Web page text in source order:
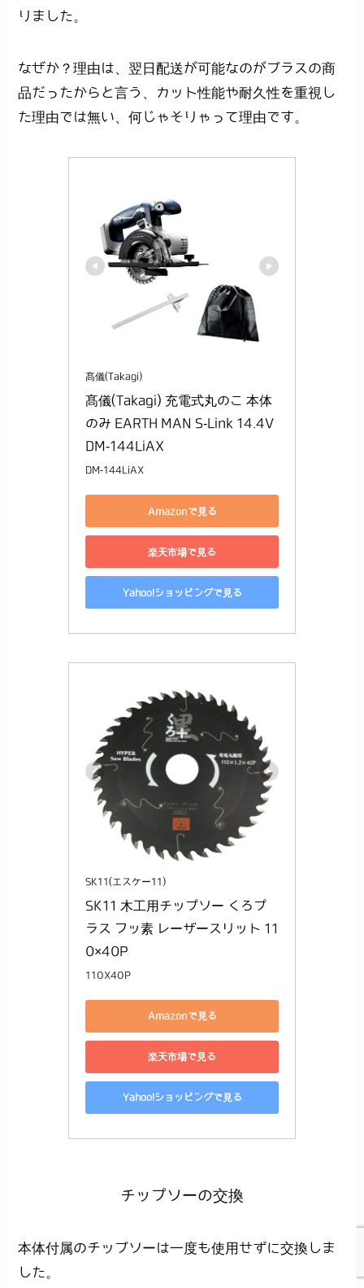
りました。
なぜか？理由は、翌日配送が可能なのがプラスの商
品だったからと言う、カット性能や耐久性を重視し
た理由では無い、何じゃそりゃって理由です。
髙儀(Takagi)
髙儀(Takagi) 充電式丸のこ 本体
のみ EARTH MAN S-Link 14.4V
DM-144LiAX
DM-144LiAX
Amazonで見る
楽天市場で見る
Yahoo!ショッピングで見る
SK11(エスケー11)
SK11 木工用チップソー くろプ
ラス フッ素 レーザースリット 11
0×40P
110X40P
Amazonで見る
楽天市場で見る
Yahoo!ショッピングで見る
チップソーの交換
本体付属のチップソーは一度も使用せずに交換しま
した。